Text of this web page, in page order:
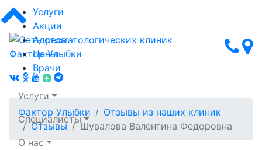
Услуги
Акции
Адреса
Цены
Врачи
Услуги
Специалисты
О нас
Фактор Улыбки
Отзывы из наших клиник
Отзывы
Шувалова Валентина Федоровна